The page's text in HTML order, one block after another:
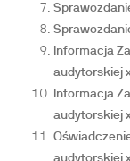
Informacja
audytorskiej
Informacja
audytorskiej